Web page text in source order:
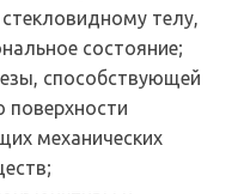
телу,
состояние;
способствующей
поверхности
механических